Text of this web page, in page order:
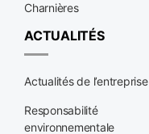
Charnières
ACTUALITÉS
Actualités de l’entreprise
Responsabilité
environnementale